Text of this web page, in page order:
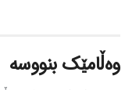
وەڵامێک بنووسە